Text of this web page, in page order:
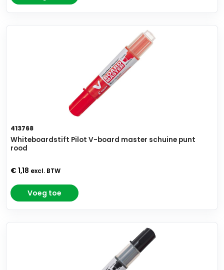
413768
Whiteboardstift Pilot V-board master schuine punt
rood
€ 1,18 excl. BTW
Voeg toe